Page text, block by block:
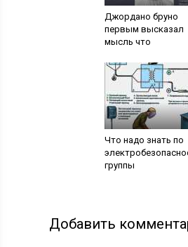
Джордано бруно
первым высказал
мысль что
Что надо знать по
группы
Добавить